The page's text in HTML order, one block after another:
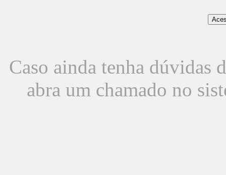
Caso ainda tenha dúvidas
abra um chamado no